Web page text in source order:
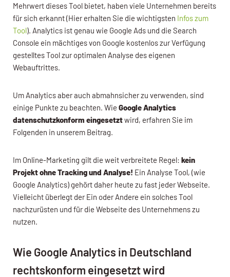
Mehrwert dieses Tool bietet, haben viele Unternehmen bereits
für sich erkannt (Hier erhalten Sie die wichtigsten Infos zum
Tool). Analytics ist genau wie Google Ads und die Search
Console ein mächtiges von Google kostenlos zur Verfügung
gestelltes Tool zur optimalen Analyse des eigenen
Webauftrittes.
Um Analytics aber auch abmahnsicher zu verwenden, sind
einige Punkte zu beachten. Wie Google Analytics
datenschutzkonform eingesetztwird, erfahren Sie im
Folgenden in unserem Beitrag.
Im Online-Marketing gilt die weit verbreitete Regel: kein
Projekt ohne Tracking und Analyse! Ein Analyse Tool, (wie
Google Analytics) gehört daher heute zu fast jeder Webseite.
Vielleicht überlegt der Ein oder Andere ein solches Tool
nachzurüsten und für die Webseite des Unternehmens zu
nutzen.
Wie Google Analytics in Deutschland
rechtskonform eingesetzt wird